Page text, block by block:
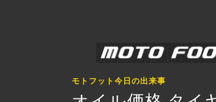
モトフット今日の出来事